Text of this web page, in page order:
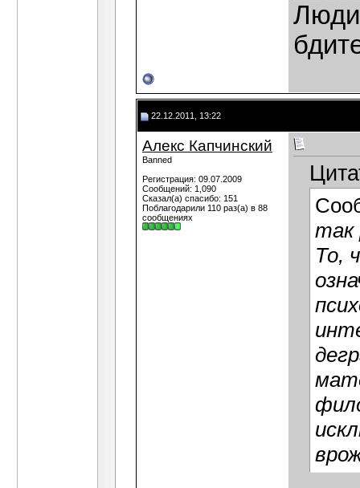
22.12.2011, 13:22
Алекс Капчинский
Banned
Регистрация: 09.07.2009
Сообщений: 1,090
Сказал(а) спасибо: 151
Поблагодарили 110 раз(а) в 88
сообщениях
так
То,